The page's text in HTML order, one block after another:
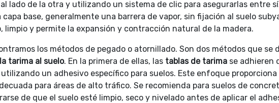
lado de la otra y utilizando un sistema de clic para asegurarlas entre
capa base, generalmente una barrera de vapor, sin fijación al suelo
limpio y permite la expansión y contracción natural de la madera.
los métodos de pegado o atornillado. Son dos métodos que se
tarima al suelo. En la primera de ellas, las tablas de tarima se adhieren
un adhesivo específico para suelos. Este enfoque
para áreas de alto tráfico. Se recomienda para suelos de
de que el suelo esté limpio, seco y nivelado antes de aplicar el